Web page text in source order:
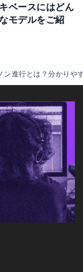
ベースにはどん
モデルをご紹
ン進行とは？分かりや